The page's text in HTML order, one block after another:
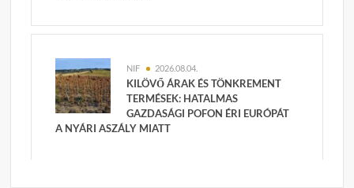
NIF 2026.08.04.
KILÖVŐ ÁRAK ÉS TÖNKREMENT
TERMÉSEK: HATALMAS
GAZDASÁGI POFON ÉRI EURÓPÁT
A NYÁRI ASZÁLY MIATT